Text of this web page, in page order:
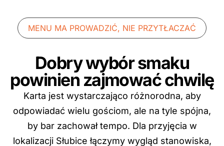
MENU MA PROWADZIĆ, NIE PRZYTŁACZAĆ
Dobry wybór smaku
powinien zajmować chwilę
Karta jest wystarczająco różnorodna, aby
odpowiadać wielu gościom, ale na tyle spójna,
by bar zachował tempo. Dla przyjęcia w
lokalizacji Słubice łączymy wygląd stanowiska,